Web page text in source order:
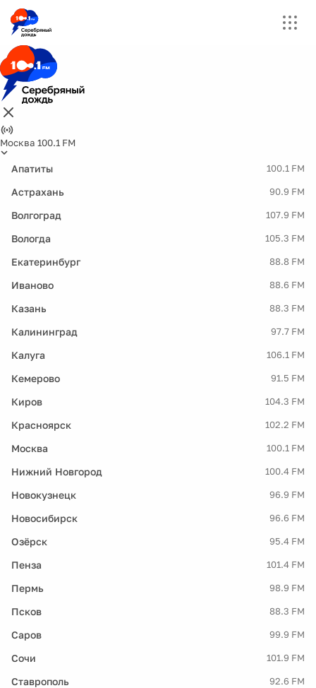
Москва 100.1 FM
Апатиты 100.1 FM
Астрахань 90.9 FM
Волгоград 107.9 FM
Вологда 105.3 FM
Екатеринбург 88.8 FM
Иваново 88.6 FM
Казань 88.3 FM
Калининград 97.7 FM
Калуга 106.1 FM
Кемерово 91.5 FM
Киров 104.3 FM
Красноярск 102.2 FM
Москва 100.1 FM
Нижний Новгород 100.4 FM
Новокузнецк 96.9 FM
Новосибирск 96.6 FM
Озёрск 95.4 FM
Пенза 101.4 FM
Пермь 98.9 FM
Псков 88.3 FM
Саров 99.9 FM
Сочи 101.9 FM
Ставрополь 92.6 FM